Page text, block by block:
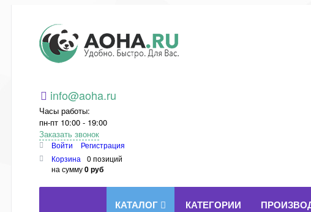
Aoha.ru
info@aoha.ru
Часы работы:
пн-пт 10:00 - 19:00
Заказать звонок
Войти
Регистрация
Корзина
0 позиций
на сумму0 руб
КАТАЛОГ КАТЕГОРИИ